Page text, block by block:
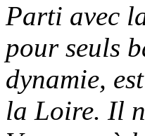
Parti avec
pour seuls
dynamie,
la Loire. Il